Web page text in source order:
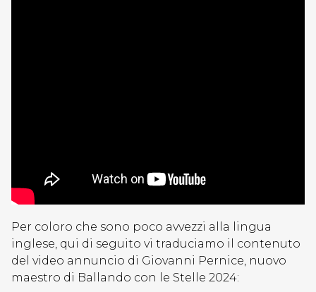
Per coloro che sono poco avvezzi alla lingua
inglese, qui di seguito vi traduciamo il contenuto
del video annuncio di Giovanni Pernice, nuovo
maestro di Ballando con le Stelle 2024: